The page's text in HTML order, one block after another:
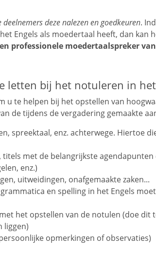
deelnemers deze nalezen en goedkeuren.
Engels als moedertaal heeft, dan kan
professionele moedertaalspreker
letten bij het notuleren in
u te helpen bij het opstellen van
de tijdens de vergadering gemaakte
spreektaal, enz. achterwege. Hiertoe
titels met de belangrijkste
enz.)
uitweidingen, onafgemaakte zaken...
en spelling in het Engels
het opstellen van de notulen (doe dit
liggen)
opmerkingen of observaties)